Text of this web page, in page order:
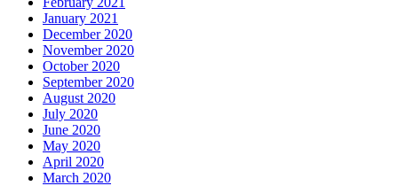
January 2021
December 2020
November 2020
October 2020
September 2020
August 2020
July 2020
June 2020
May 2020
April 2020
March 2020